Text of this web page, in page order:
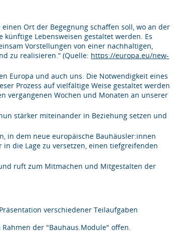
Ort der Begegnung schaffen soll, wo an der
Lebensweisen gestaltet werden. Es
Vorstellungen von einer nachhaltigen,
zu realisieren.“ (Quelle: https://europa.eu/new-
Europa und auch uns. Die Notwendigkeit eines
Prozess auf vielfältige Weise gestaltet werden
vergangenen Wochen und Monaten an unserer
stärker miteinander in Beziehung setzen und
in dem neue europäische Bauhäusler:innen
die Lage zu versetzen, einen tiefgreifenden
ruft zum Mitmachen und Mitgestalten der
verschiedener Teilaufgaben
der "Bauhaus.Module" offen.